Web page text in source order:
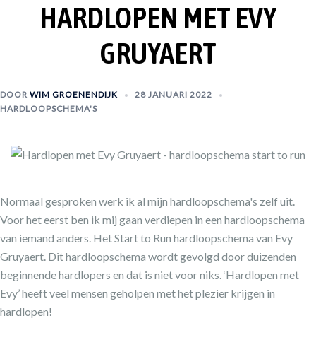
HARDLOPEN MET EVY
GRUYAERT
DOOR WIM GROENENDIJK
28 JANUARI 2022
HARDLOOPSCHEMA'S
Normaal gesproken werk ik al mijn hardloopschema's zelf uit.
Voor het eerst ben ik mij gaan verdiepen in een hardloopschema
van iemand anders. Het Start to Run hardloopschema van Evy
Gruyaert. Dit hardloopschema wordt gevolgd door duizenden
beginnende hardlopers en dat is niet voor niks. ‘Hardlopen met
Evy’ heeft veel mensen geholpen met het plezier krijgen in
hardlopen!